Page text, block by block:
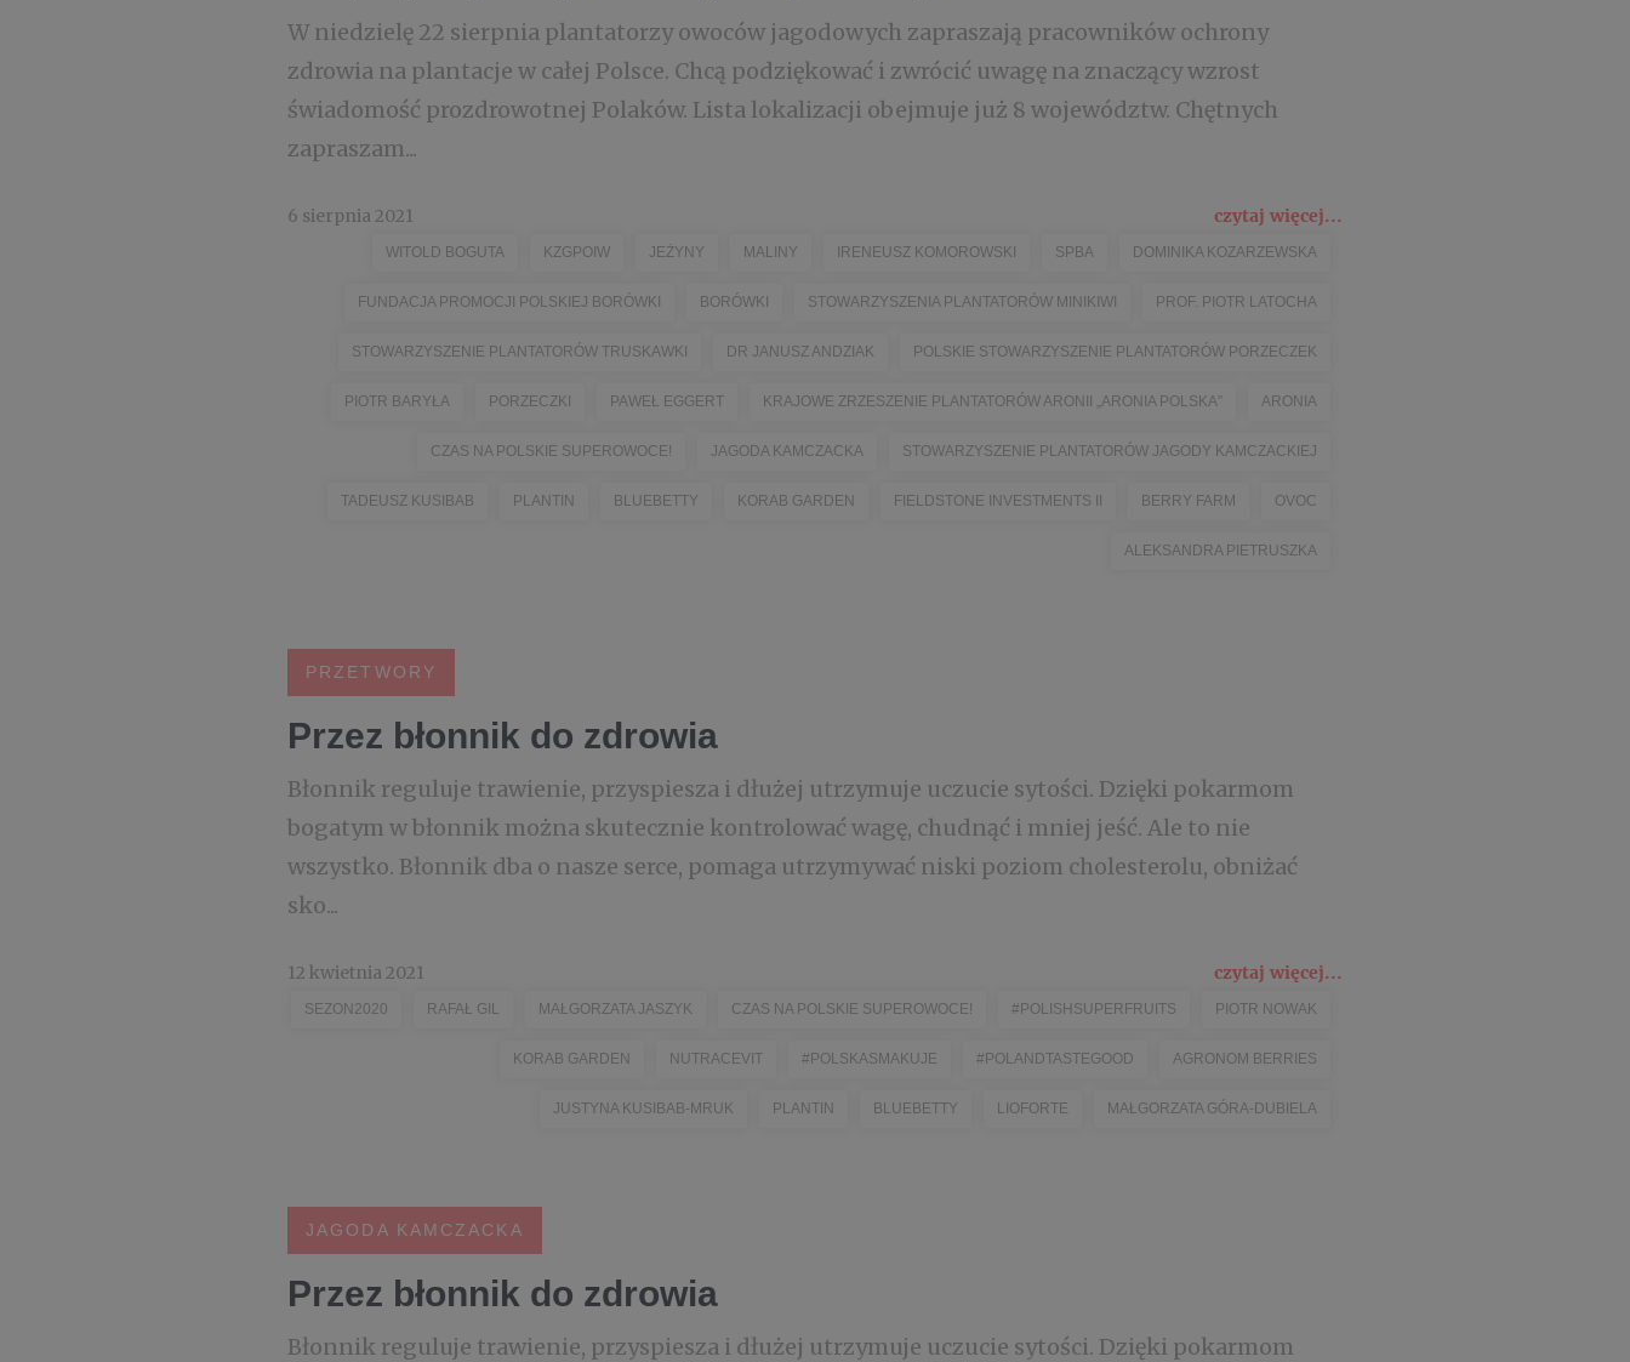
W niedzielę 22 sierpnia plantatorzy owoców jagodowych zapraszają pracowników ochrony
zdrowia na plantacje w całej Polsce. Chcą podziękować i zwrócić uwagę na znaczący wzrost
świadomość prozdrowotnej Polaków. Lista lokalizacji obejmuje już 8 województw. Chętnych
zapraszam...
6 sierpnia 2021 czytaj więcej...
WITOLD BOGUTA KZGPOIW JEŻYNY MALINY IRENEUSZ KOMOROWSKI SPBA DOMINIKA KOZARZEWSKA
FUNDACJA PROMOCJI POLSKIEJ BORÓWKI BORÓWKI STOWARZYSZENIA PLANTATORÓW MINIKIWI PROF. PIOTR LATOCHA
STOWARZYSZENIE PLANTATORÓW TRUSKAWKI DR JANUSZ ANDZIAK POLSKIE STOWARZYSZENIE PLANTATORÓW PORZECZEK
PIOTR BARYŁA PORZECZKI PAWEŁ EGGERT KRAJOWE ZRZESZENIE PLANTATORÓW ARONII „ARONIA POLSKA” ARONIA
CZAS NA POLSKIE SUPEROWOCE! JAGODA KAMCZACKA STOWARZYSZENIE PLANTATORÓW JAGODY KAMCZACKIEJ
TADEUSZ KUSIBAB PLANTIN BLUEBETTY KORAB GARDEN FIELDSTONE INVESTMENTS II BERRY FARM OVOC
ALEKSANDRA PIETRUSZKA
PRZETWORY
Przez błonnik do zdrowia
Błonnik reguluje trawienie, przyspiesza i dłużej utrzymuje uczucie sytości. Dzięki pokarmom
bogatym w błonnik można skutecznie kontrolować wagę, chudnąć i mniej jeść. Ale to nie
wszystko. Błonnik dba o nasze serce, pomaga utrzymywać niski poziom cholesterolu, obniżać
sko...
12 kwietnia 2021 czytaj więcej...
SEZON2020 RAFAŁ GIL MAŁGORZATA JASZYK CZAS NA POLSKIE SUPEROWOCE! #POLISHSUPERFRUITS PIOTR NOWAK
KORAB GARDEN NUTRACEVIT #POLSKASMAKUJE #POLANDTASTEGOOD AGRONOM BERRIES
JUSTYNA KUSIBAB-MRUK PLANTIN BLUEBETTY LIOFORTE MAŁGORZATA GÓRA-DUBIELA
JAGODA KAMCZACKA
Przez błonnik do zdrowia
Błonnik reguluje trawienie, przyspiesza i dłużej utrzymuje uczucie sytości. Dzięki pokarmom